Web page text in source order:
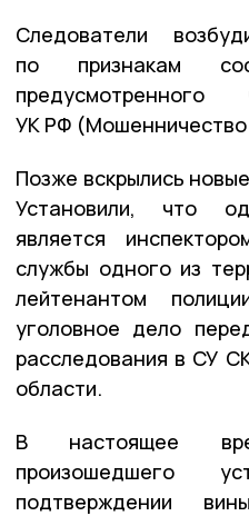
Следователи
по признакам
УК РФ (Мошенничество
Позже вскрылись
Установили, что
является
службы одного из
лейтенантом
уголовное дело
расследования в СУ
области.
В настоящее
произошедшего
подтверждении